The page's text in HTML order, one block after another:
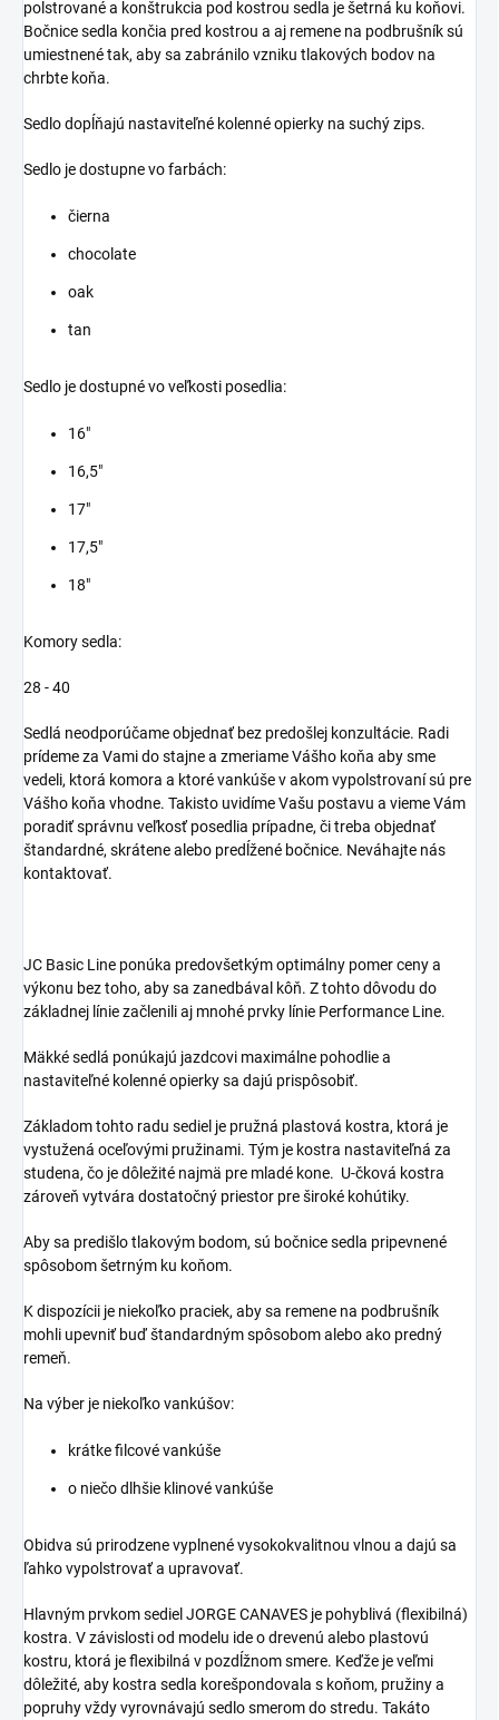
polstrované a konštrukcia pod kostrou sedla je šetrná ku koňovi.
Bočnice sedla končia pred kostrou a aj remene na podbrušník sú
umiestnené tak, aby sa zabránilo vzniku tlakových bodov na
chrbte koňa.
Sedlo dopĺňajú nastaviteľné kolenné opierky na suchý zips.
Sedlo je dostupne vo farbách:
čierna
chocolate
oak
tan
Sedlo je dostupné vo veľkosti posedlia:
16"
16,5"
17"
17,5"
18"
Komory sedla:
28 - 40
Sedlá neodporúčame objednať bez predošlej konzultácie. Radi
prídeme za Vami do stajne a zmeriame Vášho koňa aby sme
vedeli, ktorá komora a ktoré vankúše v akom vypolstrovaní sú pre
Vášho koňa vhodne. Takisto uvidíme Vašu postavu a vieme Vám
poradiť správnu veľkosť posedlia prípadne, či treba objednať
štandardné, skrátene alebo predĺžené bočnice. Neváhajte nás
kontaktovať.
JC Basic Line ponúka predovšetkým optimálny pomer ceny a
výkonu bez toho, aby sa zanedbával kôň. Z tohto dôvodu do
základnej línie začlenili aj mnohé prvky línie Performance Line.
Mäkké sedlá ponúkajú jazdcovi maximálne pohodlie a
nastaviteľné kolenné opierky sa dajú prispôsobiť.
Základom tohto radu sediel je pružná plastová kostra, ktorá je
vystužená oceľovými pružinami. Tým je kostra nastaviteľná za
studena, čo je dôležité najmä pre mladé kone. U-čková kostra
zároveň vytvára dostatočný priestor pre široké kohútiky.
Aby sa predišlo tlakovým bodom, sú bočnice sedla pripevnené
spôsobom šetrným ku koňom.
K dispozícii je niekoľko praciek, aby sa remene na podbrušník
mohli upevniť buď štandardným spôsobom alebo ako predný
remeň.
Na výber je niekoľko vankúšov:
krátke filcové vankúše
o niečo dlhšie klinové vankúše
Obidva sú prirodzene vyplnené vysokokvalitnou vlnou a dajú sa
ľahko vypolstrovať a upravovať.
Hlavným prvkom sediel JORGE CANAVES je pohyblivá (flexibilná)
kostra. V závislosti od modelu ide o drevenú alebo plastovú
kostru, ktorá je flexibilná v pozdĺžnom smere. Keďže je veľmi
dôležité, aby kostra sedla korešpondovala s koňom, pružiny a
popruhy vždy vyrovnávajú sedlo smerom do stredu. Takáto